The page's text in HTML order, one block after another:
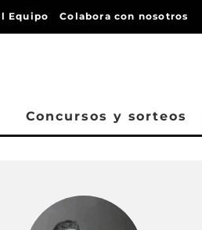
Equipo Colabora con nosotros
Concursos y sorteos